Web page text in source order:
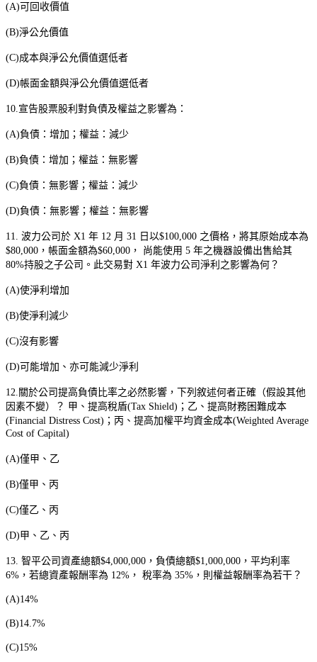
(A) 可回收價值
(B)淨公允價值
(C)成本與淨公允價值選低者
(D)帳面金額與淨公允價值選低者
10. 宣告股票股利對負債及權益之影響為：
(A)負債：增加；權益：減少
(B)負債：增加；權益：無影響
(C)負債：無影響；權益：減少
(D)負債：無影響；權益：無影響
11. 波力公司於 X1 年 12 月 31 日以$100,000 之價格，將其原始成本為
$80,000 ，帳面金額為$60,000 ， 尚能使用 5 年之機器設備出售給其
80%持股之子公司。此交易對 X1 年波力公司淨利之影響為何？
(A)使淨利增加
(B)使淨利減少
(C)沒有影響
(D) 可能增加、亦可能減少淨利
12. 關於公司提高負債比率之必然影響，下列敘述何者正確（假設其他
因素不變）？ 甲、提高稅盾(Tax Shield) ；乙、提高財務困難成本
(Financial Distress Cost) ；丙、提高加權平均資金成本(Weighted Average
Cost of Capital)
(A)僅甲、乙
(B)僅甲、丙
(C)僅乙、丙
(D)甲、乙、丙
13. 智平公司資產總額$4,000,000 ，負債總額$1,000,000 ，平均利率
6% ，若總資產報酬率為 12% ， 稅率為 35% ，則權益報酬率為若干？
(A)14%
(B)14.7%
(C)15%